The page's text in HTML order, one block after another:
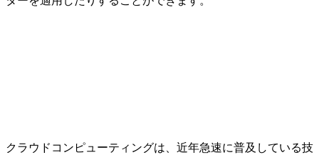
クラウドコンピューティングは、近年急速に普及している技